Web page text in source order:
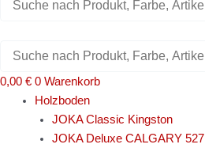
0,00 € 0 Warenkorb
Holzboden
JOKA Classic Kingston
JOKA Deluxe CALGARY 527